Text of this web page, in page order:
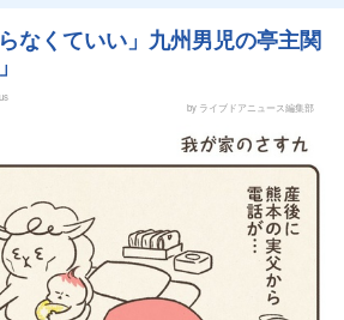
なくていい」九州男児の亭主関
by ライブドアニュース編集部